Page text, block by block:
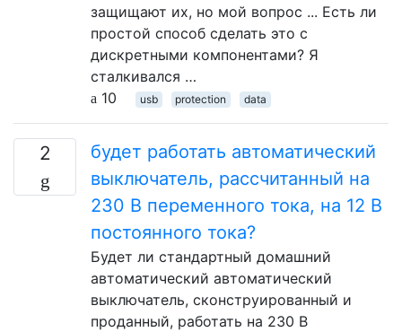
защищают их, но мой вопрос ... Есть ли
простой способ сделать это с
дискретными компонентами? Я
сталкивался …
10
usb protection data
2
будет работать автоматический
выключатель, рассчитанный на
230 В переменного тока, на 12 В
постоянного тока?
Будет ли стандартный домашний
автоматический автоматический
выключатель, сконструированный и
проданный, работать на 230 В